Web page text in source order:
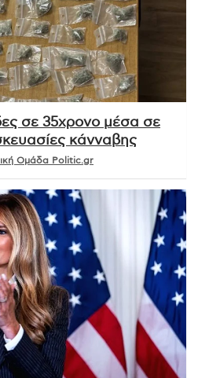
σε 35χρονο μέσα σε
κάνναβης
Ομάδα Politic.gr